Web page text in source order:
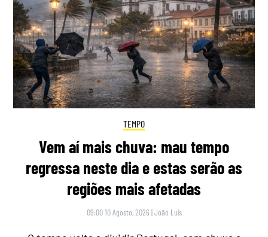
TEMPO
Vem aí mais chuva: mau tempo
regressa neste dia e estas serão as
regiões mais afetadas
09:00 10 Agosto, 2026 |João Luís